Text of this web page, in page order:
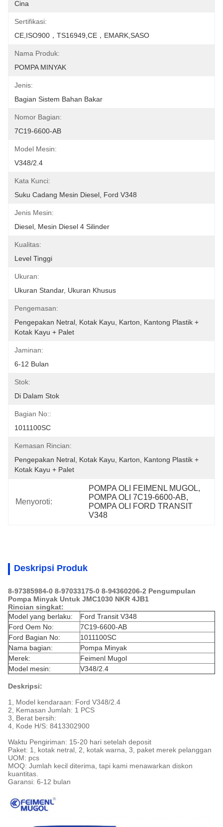
Cina
Sertifikasi:
CE,ISO900，TS16949,CE，EMARK,SASO
Nama Produk:
POMPA MINYAK
Jenis:
Bagian Sistem Bahan Bakar
Nomor Bagian:
7C19-6600-AB
Model Mesin:
V348/2.4
Kata Kunci:
Suku Cadang Mesin Diesel, Ford V348
Jenis Mesin:
Diesel, Mesin Diesel 4 Silinder
Kualitas:
Level Tinggi
Ukuran:
Ukuran Standar, Ukuran Khusus
Pengemasan:
Pengepakan Netral, Kotak Kayu, Karton, Kantong Plastik +
Kotak Kayu + Palet
Jaminan:
6-12 Bulan
Stok:
Di Dalam Stok
Bagian No::
1011100SC
Kemasan Rincian:
Pengepakan Netral, Kotak Kayu, Karton, Kantong Plastik +
Kotak Kayu + Palet
Menyoroti:
POMPA OLI FEIMENL MUGOL,
POMPA OLI 7C19-6600-AB,
POMPA OLI FORD TRANSIT
V348
Deskripsi Produk
8-97385984-0 8-97033175-0 8-94360206-2 Pengumpulan
Pompa Minyak Untuk JMC1030 NKR 4JB1
Rincian singkat:
Model yang berlaku:
Ford Transit V348
Ford Oem No:
7C19-6600-AB
Ford Bagian No:
1011100SC
Nama bagian:
Pompa Minyak
Merek:
Feimenl Mugol
Model mesin:
V348/2.4
Deskripsi:
1, Model kendaraan: Ford V348/2.4
2, Kemasan Jumlah: 1 PCS
3, Berat bersih:
4, Kode H/S: 8413302900
Waktu Pengiriman: 15-20 hari setelah deposit
Paket: 1, kotak netral, 2, kotak warna, 3, paket merek pelanggan
UOM: pcs
MOQ: Jumlah kecil diterima, tapi kami menawarkan diskon
kuantitas.
Garansi: 6-12 bulan